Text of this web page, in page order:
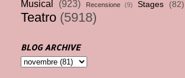
Musical (923) Recensione (9) Stages (82)
Teatro (5918)
BLOG ARCHIVE